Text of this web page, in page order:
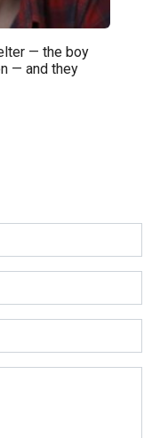
— the boy
— and they